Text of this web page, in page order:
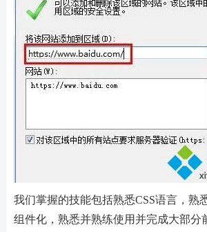
我们掌握的技能包括熟悉CSS语言，熟
组件化，熟悉并熟练使用并完成大部分